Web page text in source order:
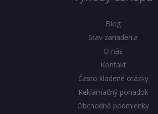
Blog
Stav zariadenia
O nás
Kontakt
Často kladené otázky
Reklamačný poriadok
Obchodné podmienky